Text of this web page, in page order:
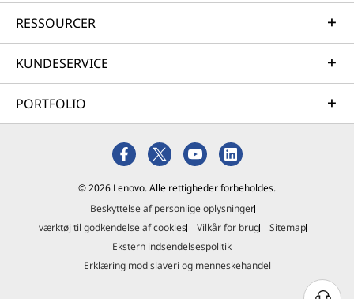
RESSOURCER
KUNDESERVICE
PORTFOLIO
© 2026 Lenovo. Alle rettigheder forbeholdes.
Beskyttelse af personlige oplysninger
værktøj til godkendelse af cookies
Vilkår for brug
Sitemap
Ekstern indsendelsespolitik
Erklæring mod slaveri og menneskehandel